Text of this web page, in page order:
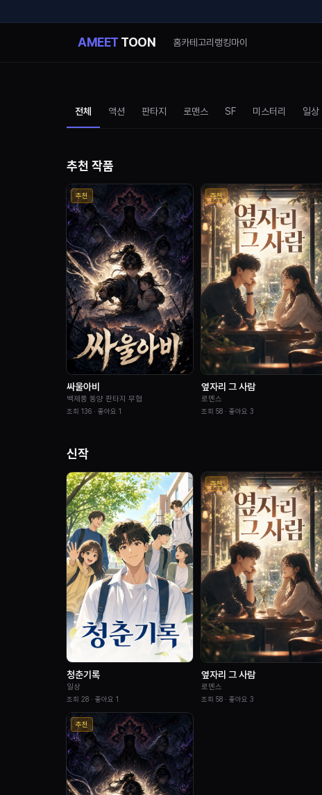
AMEET TOON 홈카테고리 랭킹마이
1화부터 보기 시리즈 정보
전체 액션 판타지 로맨스 SF 미스터리 일상
추천 작품
추천
싸울아비
백제풍 동양 판타지 무협
조회 136 · 좋아요 1
추천
옆자리 그 사람
로멘스
조회 58 · 좋아요 3
신작
청춘기록
일상
조회 28 · 좋아요 1
추천
옆자리 그 사람
로멘스
조회 58 · 좋아요 3
추천